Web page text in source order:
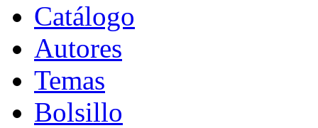
Catálogo
Autores
Temas
Bolsillo